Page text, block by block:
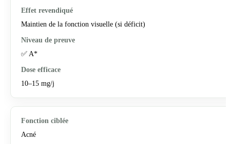
Maintien de la fonction visuelle (si déficit)
✅ A*
10–15 mg/j
Acné